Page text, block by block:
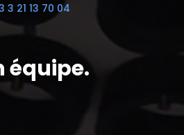
3 21 13 70 04
équipe.